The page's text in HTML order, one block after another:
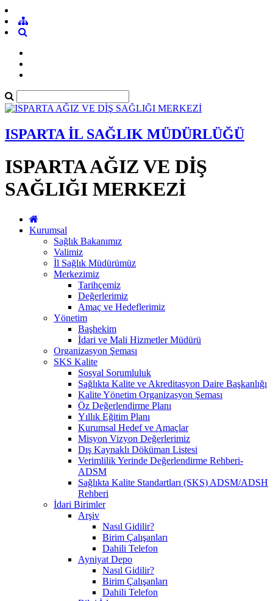
ISPARTA İL SAĞLIK MÜDÜRLÜĞÜ
ISPARTA AĞIZ VE DİŞ
SAĞLIĞI MERKEZİ
Kurumsal
Sağlık Bakanımız
Valimiz
İl Sağlık Müdürümüz
Merkezimiz
Tarihçemiz
Değerlerimiz
Amaç ve Hedeflerimiz
Yönetim
Başhekim
İdari ve Mali Hizmetler Müdürü
Organizasyon Şeması
SKS Kalite
Sosyal Sorumluluk
Sağlıkta Kalite ve Akreditasyon Daire Başkanlığı
Kalite Yönetim Organizasyon Şeması
Öz Değerlendirme Planı
Yıllık Eğitim Planı
Kurumsal Hedef ve Amaçlar
Misyon Vizyon Değerlerimiz
Dış Kaynaklı Döküman Listesi
Verimlilik Yerinde Değerlendirme Rehberi-
ADSM
Sağlıkta Kalite Standartları (SKS) ADSM/ADSH
Rehberi
İdari Birimler
Arşiv
Nasıl Gidilir?
Birim Çalışanları
Dahili Telefon
Ayniyat Depo
Nasıl Gidilir?
Birim Çalışanları
Dahili Telefon